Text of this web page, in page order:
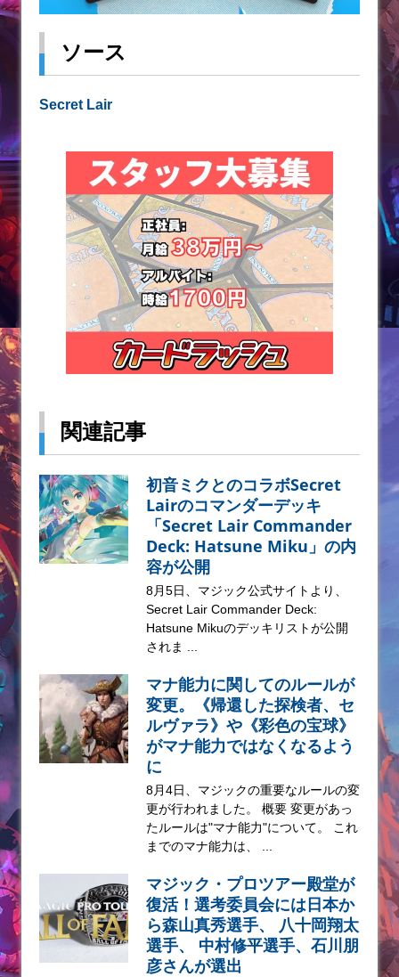
ソース
Secret Lair
関連記事
初音ミクとのコラボSecret
Lairのコマンダーデッキ
「Secret Lair Commander
Deck: Hatsune Miku」の内
容が公開
8月5日、マジック公式サイトより、
Secret Lair Commander Deck:
Hatsune Mikuのデッキリストが公開
されま ...
マナ能力に関してのルールが
変更。《帰還した探検者、セ
ルヴァラ》や《彩色の宝球》
がマナ能力ではなくなるよう
に
8月4日、マジックの重要なルールの変
更が行われました。 概要 変更があっ
たルールは"マナ能力"について。 これ
までのマナ能力は、 ...
マジック・プロツアー殿堂が
復活！選考委員会には日本か
ら森山真秀選手、 八十岡翔太
選手、 中村修平選手、石川朋
彦さんが選出